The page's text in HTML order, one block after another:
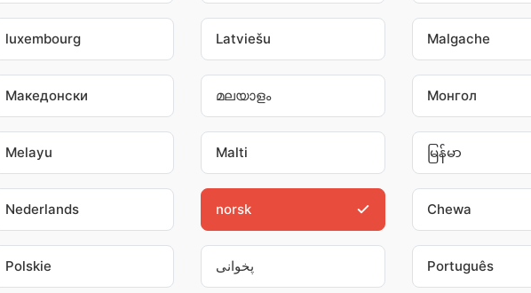
luxembourg Latviešu Malgache
Македонски മലയാളം Монгол
Melayu Malti မြန်မာ
Nederlands norsk Chewa
Polskie پخوانی Português